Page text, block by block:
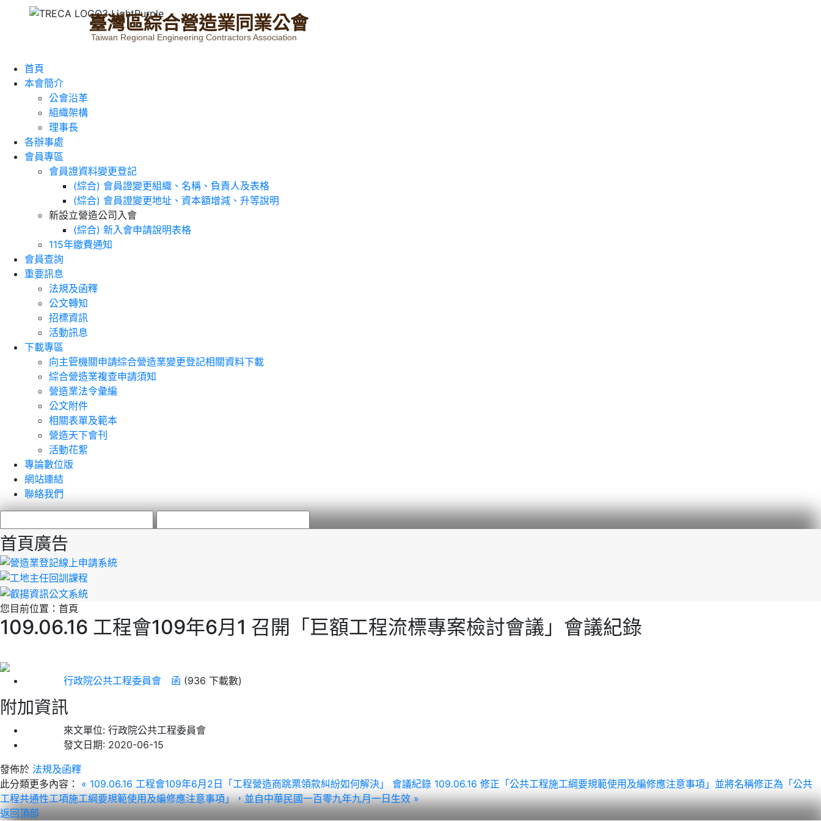
臺灣區綜合營造業同業公會
Taiwan Regional Engineering Contractors Association
首頁
本會簡介
公會沿革
組織架構
理事長
各辦事處
會員專區
會員證資料變更登記
(綜合) 會員證變更組織、名稱、負責人及表格
(綜合) 會員證變更地址、資本額增減、升等說明
新設立營造公司入會
(綜合) 新入會申請說明表格
115年繳費通知
會員查詢
重要訊息
法規及函釋
公文轉知
招標資訊
活動訊息
下載專區
向主管機關申請綜合營造業變更登記相關資料下載
綜合營造業複查申請須知
營造業法令彙編
公文附件
相關表單及範本
營造天下會刊
活動花絮
專論數位版
網站連結
聯絡我們
首頁廣告
您目前位置： 首頁
109.06.16 工程會109年6月1 召開「巨額工程流標專案檢討會議」會議紀錄
行政院公共工程委員會 函 (936 下載數)
附加資訊
來文單位: 行政院公共工程委員會
發文日期: 2020-06-15
發佈於 法規及函釋
此分類更多內容： « 109.06.16 工程會109年6月2日「工程營造商跳票領款糾紛如何解決」 會議紀錄 109.06.16 修正「公共工程施工綱要規範使用及編修應注意事項」並將名稱修正為「公共
工程共通性工項施工綱要規範使用及編修應注意事項」，並自中華民國一百零九年九月一日生效 »
返回頂部